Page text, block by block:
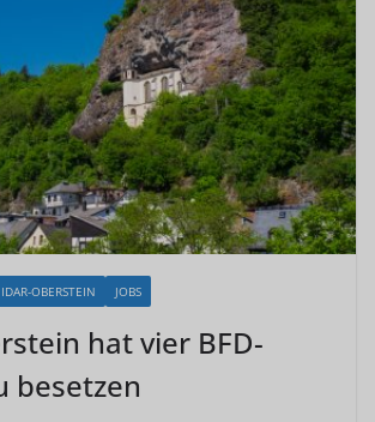
IDAR-OBERSTEIN JOBS
hat vier BFD-
besetzen